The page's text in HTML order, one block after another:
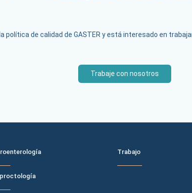
política de calidad de GASTER y está interesado en
Trabaje con nosotros
Trabajo